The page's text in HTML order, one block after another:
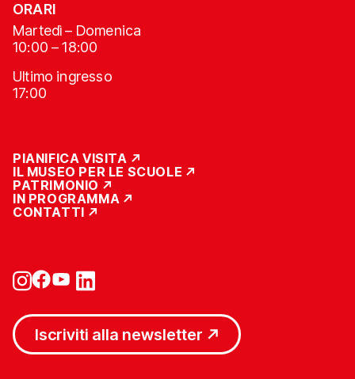
ORARI
Martedì – Domenica
10:00 – 18:00
Ultimo ingresso
17:00
PIANIFICA VISITA
IL MUSEO PER LE SCUOLE
PATRIMONIO
IN PROGRAMMA
CONTATTI
Iscriviti alla newsletter